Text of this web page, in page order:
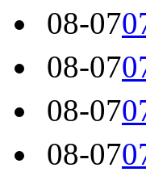
08-07
08-07
08-07
08-07